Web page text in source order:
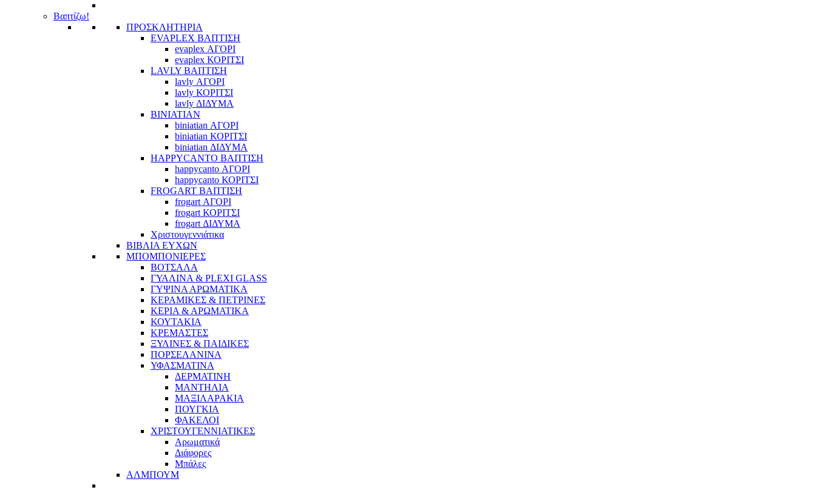
Βαπτίζω!
ΠΡΟΣΚΛΗΤΗΡΙΑ
EVAPLEX ΒΑΠΤΙΣΗ
evaplex ΑΓΟΡΙ
evaplex ΚΟΡΙΤΣΙ
LAVLY ΒΑΠΤΙΣΗ
lavly ΑΓΟΡΙ
lavly ΚΟΡΙΤΣΙ
lavly ΔΙΔΥΜΑ
BINIATIAN
biniatian ΑΓΟΡΙ
biniatian ΚΟΡΙΤΣΙ
biniatian ΔΙΔΥΜΑ
HAPPYCANTO ΒΑΠΤΙΣΗ
happycanto ΑΓΟΡΙ
happycanto ΚΟΡΙΤΣΙ
FROGART ΒΑΠΤΙΣΗ
frogart ΑΓΟΡΙ
frogart ΚΟΡΙΤΣΙ
frogart ΔΙΔΥΜΑ
Χριστουγεννιάτικα
ΒΙΒΛΙΑ ΕΥΧΩΝ
ΜΠΟΜΠΟΝΙΕΡΕΣ
ΒΟΤΣΑΛΑ
ΓΥΑΛΙΝΑ & PLEXI GLASS
ΓΥΨΙΝΑ ΑΡΩΜΑΤΙΚΑ
ΚΕΡΑΜΙΚΕΣ & ΠΕΤΡΙΝΕΣ
ΚΕΡΙΑ & ΑΡΩΜΑΤΙΚΑ
ΚΟΥΤΑΚΙΑ
ΚΡΕΜΑΣΤΕΣ
ΞΥΛΙΝΕΣ & ΠΑΙΔΙΚΕΣ
ΠΟΡΣΕΛΑΝΙΝΑ
ΥΦΑΣΜΑΤΙΝA
ΔΕΡΜΑΤΙΝΗ
ΜΑΝΤΗΛΙΑ
ΜΑΞΙΛΑΡΑΚΙΑ
ΠΟΥΓΚΙΑ
ΦΑΚΕΛΟΙ
ΧΡΙΣΤΟΥΓΕΝΝΙΑΤΙΚΕΣ
Αρωματικά
Διάφορες
Μπάλες
ΑΛΜΠΟΥΜ